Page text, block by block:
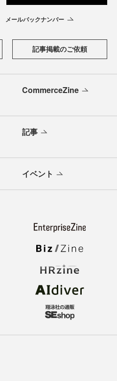
メールバックナンバー
記事掲載のご依頼
CommerceZine
記事
イベント